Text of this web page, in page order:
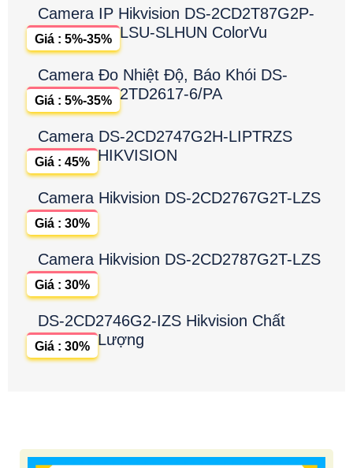
Camera IP Hikvision DS-2CD2T87G2P-
LSU-SLHUN ColorVu
Giá : 5%-35%
Camera Đo Nhiệt Độ, Báo Khói DS-
2TD2617-6/PA
Giá : 5%-35%
Camera DS-2CD2747G2H-LIPTRZS
HIKVISION
Giá : 45%
Camera Hikvision DS-2CD2767G2T-LZS
Giá : 30%
Camera Hikvision DS-2CD2787G2T-LZS
Giá : 30%
DS-2CD2746G2-IZS Hikvision Chất
Lượng
Giá : 30%